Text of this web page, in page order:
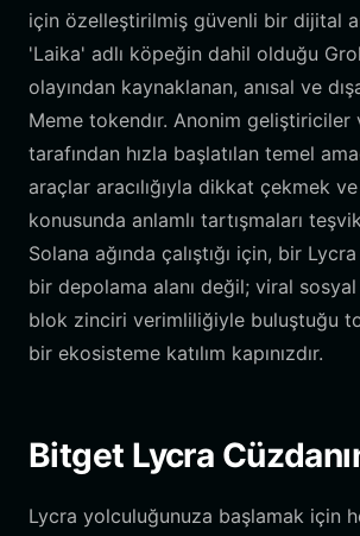
için özelleştirilmiş güvenli bir dijital
'Laika' adlı köpeğin dahil olduğu
olayından kaynaklanan, anısal ve
Meme tokendır. Anonim
tarafından hızla başlatılan temel
araçlar aracılığıyla dikkat çekmek
konusunda anlamlı tartışmaları
Solana ağında çalıştığı için, bir
bir depolama alanı değil; viral sosyal
blok zinciri verimliliğiyle buluştuğu
bir ekosisteme katılım kapınızdır.
Bitget Lycra
Lycra yolculuğunuza başlamak için